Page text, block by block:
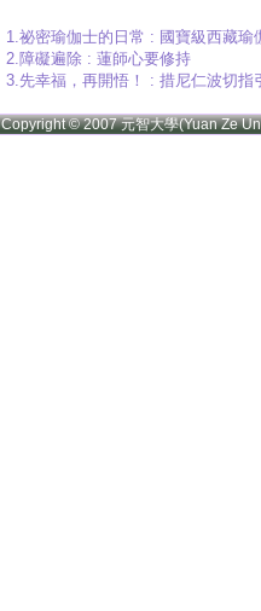
1.祕密瑜伽士的日常 : 國寶級西藏
2.障礙遍除 : 蓮師心要修持
3.先幸福，再開悟！ : 措尼仁波切指
Copyright © 2007 元智大學(Yuan Ze